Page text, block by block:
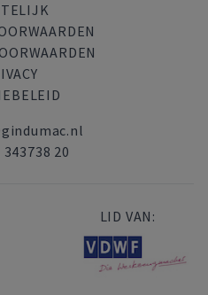
20
LID VAN: